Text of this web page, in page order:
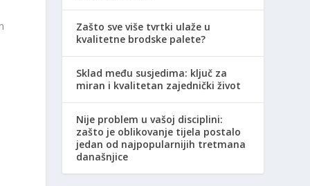
Zašto sve više tvrtki ulaže u
kvalitetne brodske palete?
Sklad među susjedima: ključ za
miran i kvalitetan zajednički život
Nije problem u vašoj disciplini:
zašto je oblikovanje tijela postalo
jedan od najpopularnijih tretmana
današnjice